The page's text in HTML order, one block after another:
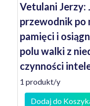
Vetulani Jerzy:
przewodnik po
pamięci i
polu walki z
czynności
1 produkt/y
Dodaj do